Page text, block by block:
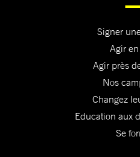
Signer
Agir
Agir près
Nos
Changez
Education aux
Se